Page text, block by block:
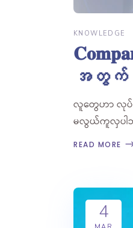
KNOWLEDGE
အတွက်
လူတွေဟာ လုပ်န
မလွယ်ကူလှပါဘူ
READ MORE
4